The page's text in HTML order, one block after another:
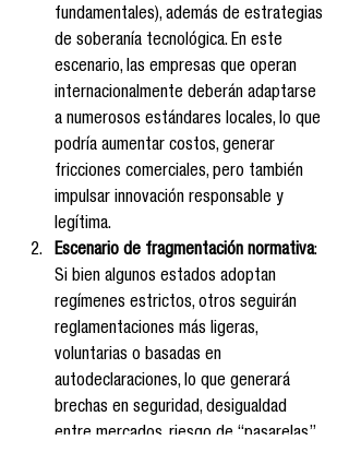
fundamentales), además de estrategias
de soberanía tecnológica. En este
escenario, las empresas que operan
internacionalmente deberán adaptarse
a numerosos estándares locales, lo que
podría aumentar costos, generar
fricciones comerciales, pero también
impulsar innovación responsable y
legítima.
Escenario de fragmentación normativa:
Si bien algunos estados adoptan
regímenes estrictos, otros seguirán
reglamentaciones más ligeras,
voluntarias o basadas en
autodeclaraciones, lo que generará
brechas en seguridad, desigualdad
entre mercados, riesgo de “pasarelas”